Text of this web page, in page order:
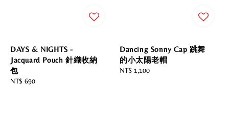
DAYS & NIGHTS -
Jacquard Pouch 針織收納
包
Regular
NT$ 690
Dancing Sonny Cap 跳舞
的小太陽老帽
Regular
NT$ 1,100